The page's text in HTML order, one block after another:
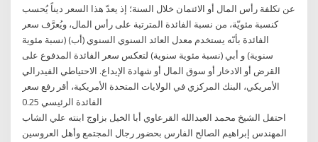
عن تكلفة رأس المال أو الائتمان خلال السنة؛ إذ يعدّ هذا السعر ديناً يُحسب
كنسبة مئويّة، من نسبة الفائدة المترتبة على رأس المال، ويُعرَّف سعر
الفائدة بأنّه يستخدم معدل العائد السنوي السنوي (أب) (نسبة مئوية
سنوية) و أبي (نسبة مئوية سنوية) لتعكس سعر الفائدة المدفوع على
القرض أو الادخار أو سوق المال أو شهادة الإيداع. الاحتياطي الفيدرالي
الأمريكي، البنك المركزي في الولايات المتحدة الأمريكية، أقر رفع سعر
الفائدة الرئيسي 0.25
احتفل الشيخ محمد العبدالله القرعاوي أبا الخيل بزاوج ابنته علي الشاب
المهندس إبراهيم الصالح الفارس بحضور رجال المجتمع وأهل العروسين